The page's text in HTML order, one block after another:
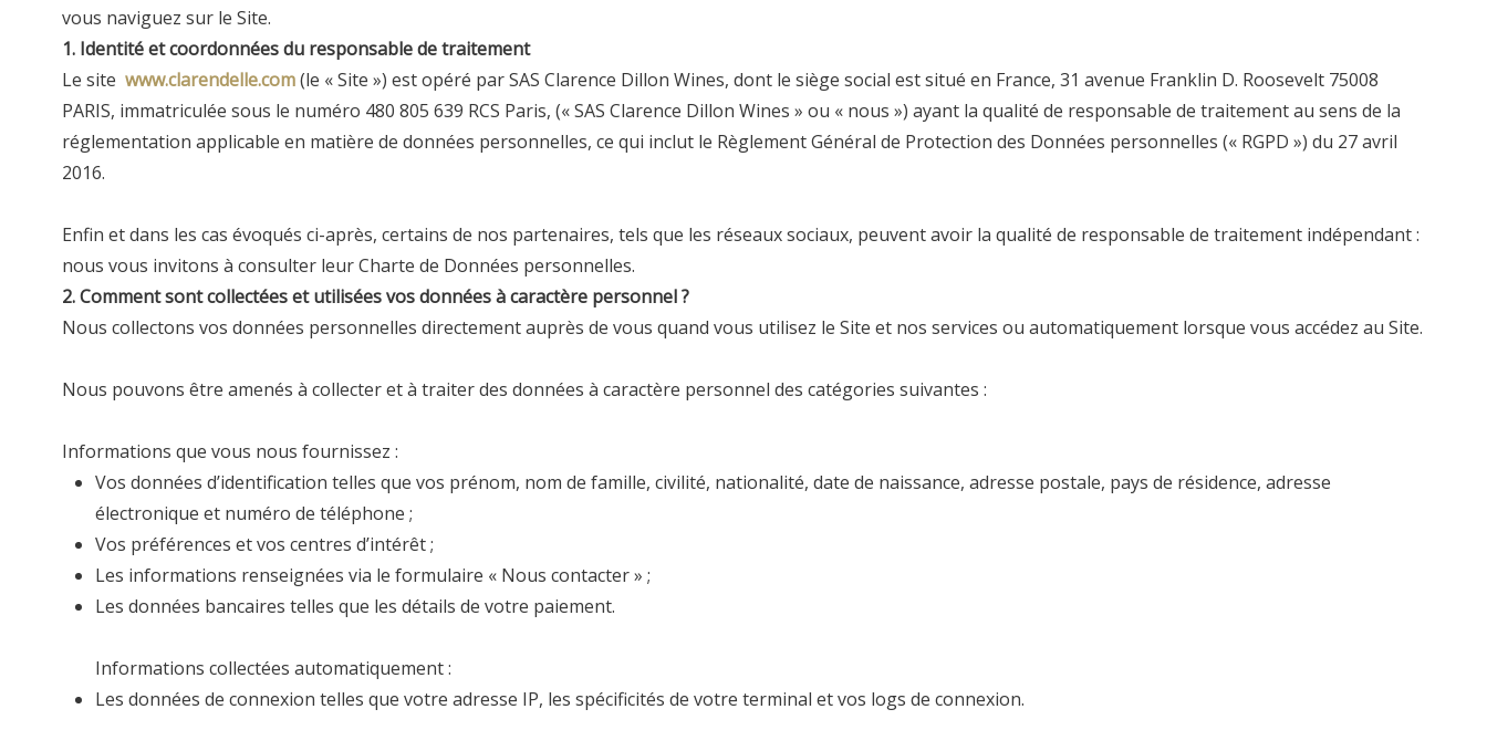
vous naviguez sur le Site.
1. Identité et coordonnées du responsable de traitement
Le sitewww.clarendelle.com(le « Site ») est opéré parSAS Clarence Dillon Wines, dont le siège social est situé en France, 31 avenue Franklin D. Roosevelt 75008
PARIS, immatriculée sous le numéro 480 805 639 RCS Paris, («SAS Clarence Dillon Wines» ou « nous ») ayant la qualité de responsable de traitement au sens de la
réglementation applicable en matière de données personnelles, ce qui inclut le Règlement Général de Protection des Données personnelles (« RGPD ») du 27 avril
2016.
Enfin et dans les cas évoqués ci-après, certains de nos partenaires, tels que les réseaux sociaux, peuvent avoir la qualité de responsable de traitement indépendant :
nous vous invitons à consulter leur Charte de Données personnelles.
2. Comment sont collectées et utilisées vos données à caractère personnel ?
Nous collectons vos données personnelles directement auprès de vous quand vous utilisez le Site et nos services ou automatiquement lorsque vous accédez au Site.
Nous pouvons être amenés à collecter et à traiter des données à caractère personnel des catégories suivantes :
Informations que vous nous fournissez :
Vos données d’identification telles que vos prénom, nom de famille, civilité, nationalité, date de naissance, adresse postale, pays de résidence, adresse
électronique et numéro de téléphone ;
Vos préférences et vos centres d’intérêt ;
Les informations renseignées via le formulaire « Nous contacter » ;
Les données bancaires telles que les détails de votre paiement.
Informations collectées automatiquement :
Les données de connexion telles que votre adresse IP, les spécificités de votre terminal et vos logs de connexion.